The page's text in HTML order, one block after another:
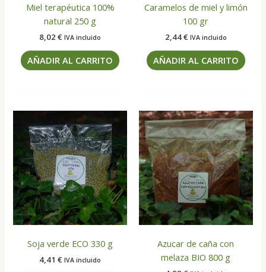
Miel terapéutica 100%
natural 250 g
8,02€ IVA incluido
AÑADIR AL CARRITO
Caramelos de miel y limón
100 gr
2,44€ IVA incluido
AÑADIR AL CARRITO
Soja verde ECO 330 g
4,41€ IVA incluido
Azucar de caña con
melaza BIO 800 g